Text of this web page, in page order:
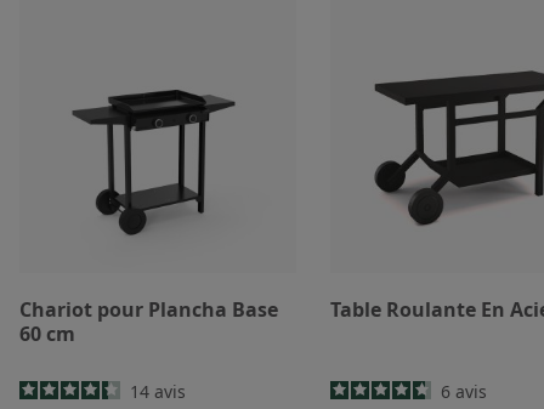
Chariot pour Plancha Base
60 cm
14 avis
Table Roulante En
6 avis